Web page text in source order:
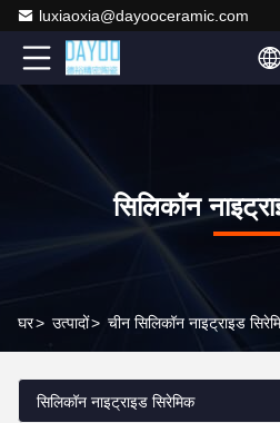
luxiaoxia@dayooceramic.com
सिलिकॉन
घर> उत्पादों> चीन सिलिकॉन नाइट्राइड
सिलिकॉन नाइट्राइड सिरेमिक